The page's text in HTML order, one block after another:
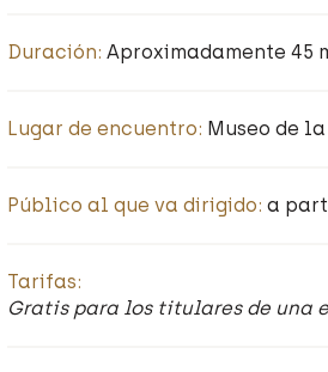
Duración: Aproximadamente 45
Lugar de encuentro: Museo de
Público al que va dirigido: a
Tarifas:
Gratis para los titulares de una